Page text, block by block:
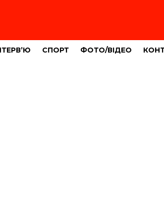
СПОРТ ФОТО/ВІДЕО